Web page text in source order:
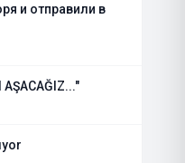
и отправили в
AŞACAĞIZ..."